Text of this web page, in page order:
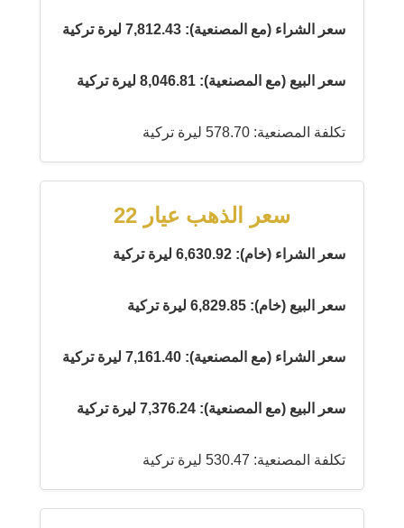
سعر الشراء (مع المصنعية): 7,812.43 ليرة تركية
سعر البيع (مع المصنعية): 8,046.81 ليرة تركية
تكلفة المصنعية: 578.70 ليرة تركية
سعر الذهب عيار 22
سعر الشراء (خام): 6,630.92 ليرة تركية
سعر البيع (خام): 6,829.85 ليرة تركية
سعر الشراء (مع المصنعية): 7,161.40 ليرة تركية
سعر البيع (مع المصنعية): 7,376.24 ليرة تركية
تكلفة المصنعية: 530.47 ليرة تركية